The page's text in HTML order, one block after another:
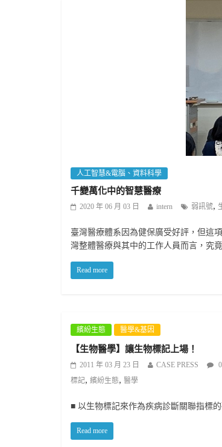
人工智慧&電腦、資料科學
千變萬化中的智慧醫療
2020 年 06 月 03 日 intern 弱訊號,
臺灣醫療體系因為健保廣受好評，但這
灣整體醫療與其中的工作人員而言，究
Read more
繽紛生態 醫學&基因
【生物醫學】讓生物標記上場！
2011 年 03 月 23 日 CASE PRESS
標記, 繽紛生態, 醫學
■ 以生物標記來作為疾病診斷關聯指標
Read more